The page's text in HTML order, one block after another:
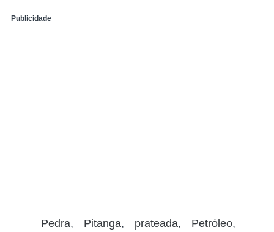
Publicidade
Pedra Pitanga prateada Petróleo